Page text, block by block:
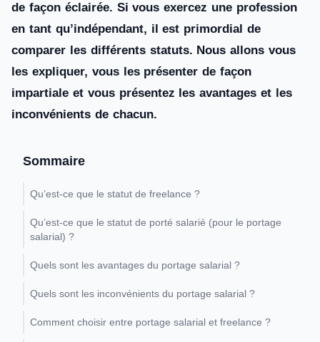
de façon éclairée. Si vous exercez une profession
en tant qu’indépendant, il est primordial de
comparer les différents statuts. Nous allons vous
les expliquer, vous les présenter de façon
impartiale et vous présentez les avantages et les
inconvénients de chacun.
Sommaire
Qu’est-ce que le statut de freelance ?
Qu’est-ce que le statut de porté salarié (pour le portage
salarial) ?
Quels sont les avantages du portage salarial ?
Quels sont les inconvénients du portage salarial ?
Comment choisir entre portage salarial et freelance ?